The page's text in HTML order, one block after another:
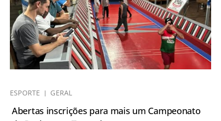
ESPORTE GERAL
Abertas inscrições para mais um Campeonato